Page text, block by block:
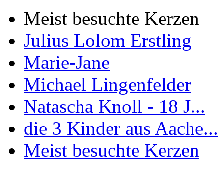
Meist besuchte Kerzen
Julius Lolom Erstling
Marie-Jane
Michael Lingenfelder
Natascha Knoll - 18 J...
die 3 Kinder aus Aache...
Meist besuchte Kerzen